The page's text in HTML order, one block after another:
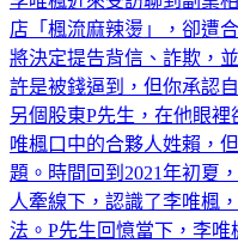
將決定提告背信、詐欺，
許是被錢逼到，但你承認
另個股東P先生，在他眼
唯楓口中的合夥人姓賴，
題。時間回到2021年初夏
人牽線下，認識了李唯楓
法。P先生回憶當下，李
很多資源與金主，錢的方